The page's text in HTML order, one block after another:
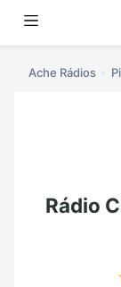
Ache Rádios
Rádio